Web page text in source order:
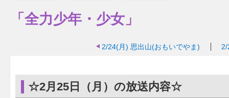
「全力少年・少女」
2/24(月) 思出山(おもいでやま) 2/
☆2月25日（月）の放送内容☆